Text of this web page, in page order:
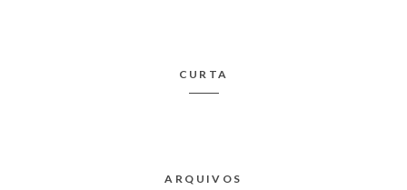
CURTA
ARQUIVOS